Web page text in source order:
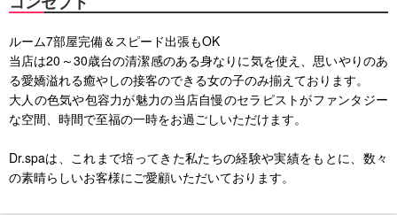
ルーム7部屋完備＆スピード出張もOK
当店は20～30歳台の清潔感のある身なりに気を使え、思いやりのあ
る愛嬌溢れる癒やしの接客のできる女の子のみ揃えております。
大人の色気や包容力が魅力の当店自慢のセラピストがファンタジー
な空間、時間で至福の一時をお過ごしいただけます。
Dr.spaは、これまで培ってきた私たちの経験や実績をもとに、数々
の素晴らしいお客様にご愛顧いただいております。